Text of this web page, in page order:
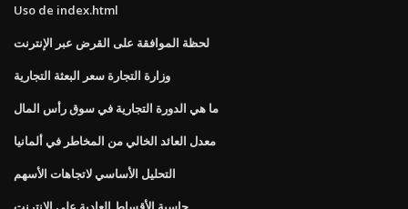
Uso de index.html
لحظة الموافقة على القرض عبر الإنترنت
وزارة التجارة سعر البعثة التجارية
ما هي الدورة التجارية في سوق رأس المال
معدل العائد الخالي من المخاطر في ألمانيا
التحليل الأساسي لاتجاهات الأسهم